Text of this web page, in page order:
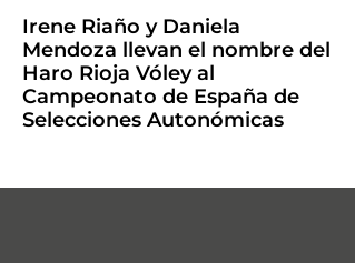
Irene Riaño y Daniela
Mendoza llevan el nombre del
Haro Rioja Vóley al
Campeonato de España de
Selecciones Autonómicas